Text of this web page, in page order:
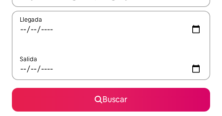
Llegada
Salida
Buscar